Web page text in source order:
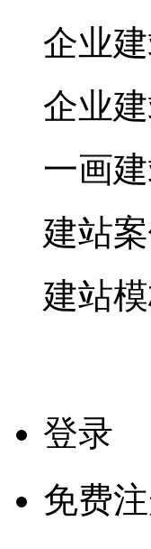
企业
企业
一画
建站案
建站
登录
免费